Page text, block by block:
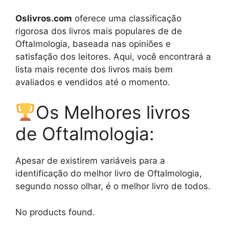
Oslivros.com oferece uma classificação
rigorosa dos livros mais populares de de
Oftalmologia, baseada nas opiniões e
satisfação dos leitores. Aqui, você encontrará a
lista mais recente dos livros mais bem
avaliados e vendidos até o momento.
Os Melhores livros
de Oftalmologia:
Apesar de existirem variáveis para a
identificação do melhor livro de Oftalmologia,
segundo nosso olhar, é o melhor livro de todos.
No products found.